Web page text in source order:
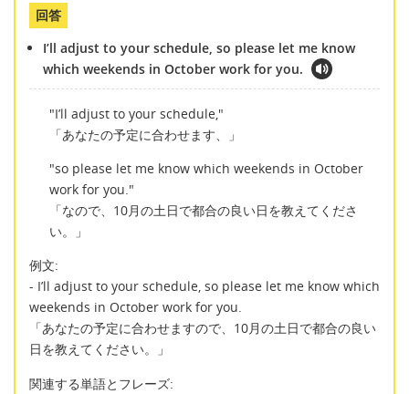
回答
I’ll adjust to your schedule, so please let me know
which weekends in October work for you.
"I’ll adjust to your schedule,"
「あなたの予定に合わせます、」
"so please let me know which weekends in October
work for you."
「なので、10月の土日で都合の良い日を教えてくださ
い。」
例文:
- I’ll adjust to your schedule, so please let me know which
weekends in October work for you.
「あなたの予定に合わせますので、10月の土日で都合の良い
日を教えてください。」
関連する単語とフレーズ: